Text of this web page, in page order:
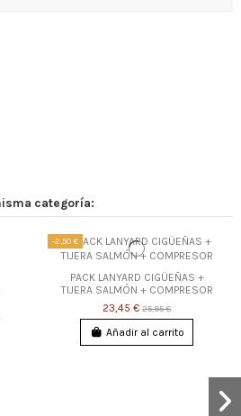
categoría:
-2,50 €
PACK LANYARD CIGÜEÑAS +
TIJERA SALMÓN + COMPRESOR
23,45 €25,95 €
Añadir al carrito